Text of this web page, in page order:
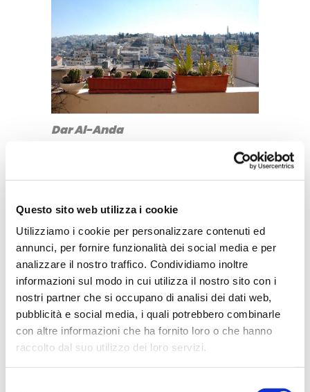
Questo sito web utilizza i cookie
Utilizziamo i cookie per personalizzare contenuti ed
annunci, per fornire funzionalità dei social media e per
analizzare il nostro traffico. Condividiamo inoltre
informazioni sul modo in cui utilizza il nostro sito con i
nostri partner che si occupano di analisi dei dati web,
pubblicità e social media, i quali potrebbero combinarle
con altre informazioni che ha fornito loro o che hanno
raccolto dal suo utilizzo dei loro servizi.
Dar Al-Anda
principalmente due, una dedicata
galleria. Dalla strada quasi non vi
renderete conto di ciò che vi
aspetta al di là della porta.
Books@café
Uno dei luoghi trendy in cui ho